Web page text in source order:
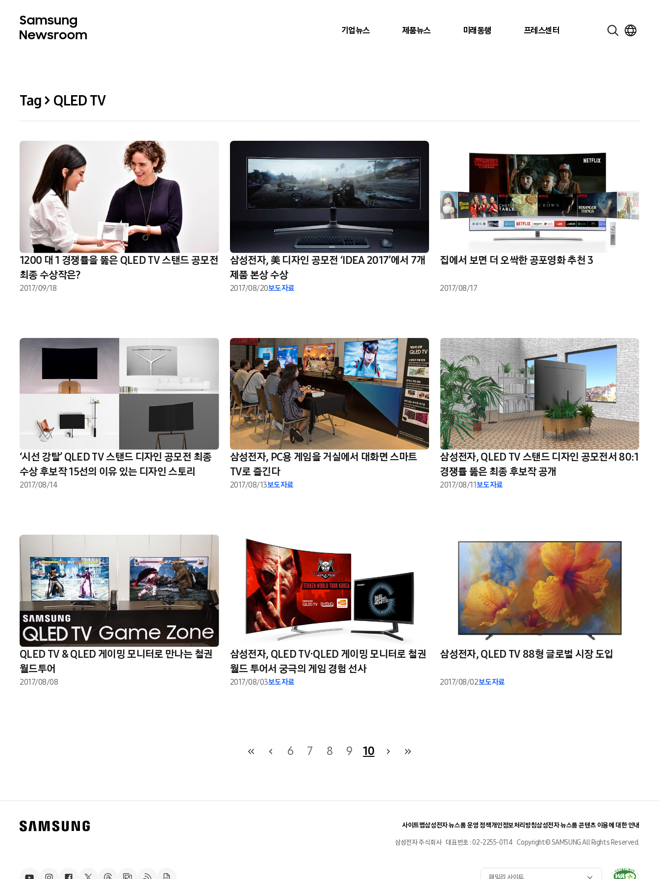
기업뉴스 제품뉴스 미래동행 프레스센터
Tag > QLED TV
1200 대 1 경쟁률을 뚫은 QLED TV 스탠드 공모전
최종 수상작은?
2017/09/18
삼성전자, 美 디자인 공모전 ‘IDEA 2017’에서 7개
제품 본상 수상
2017/08/20보도자료
집에서 보면 더 오싹한 공포영화 추천 3
2017/08/17
‘시선 강탈’ QLED TV 스탠드 디자인 공모전 최종
수상 후보작 15선의 이유 있는 디자인 스토리
2017/08/14
삼성전자, PC용 게임을 거실에서 대화면 스마트
TV로 즐긴다
2017/08/13보도자료
삼성전자, QLED TV 스탠드 디자인 공모전서 80:1
경쟁률 뚫은 최종 후보작 공개
2017/08/11보도자료
QLED TV & QLED 게이밍 모니터로 만나는 철권
월드투어
2017/08/08
삼성전자, QLED TV∙QLED 게이밍 모니터로 철권
월드 투어서 궁극의 게임 경험 선사
2017/08/03보도자료
삼성전자, QLED TV 88형 글로벌 시장 도입
2017/08/02보도자료
6 7 8 9 10
사이트맵삼성전자 뉴스룸 운영 정책개인정보처리방침삼성전자 뉴스룸 콘텐츠 이용에 대한 안내
삼성전자 주식회사 대표번호 : 02-2255-0114 Copyright© SAMSUNG All Rights Reserved.